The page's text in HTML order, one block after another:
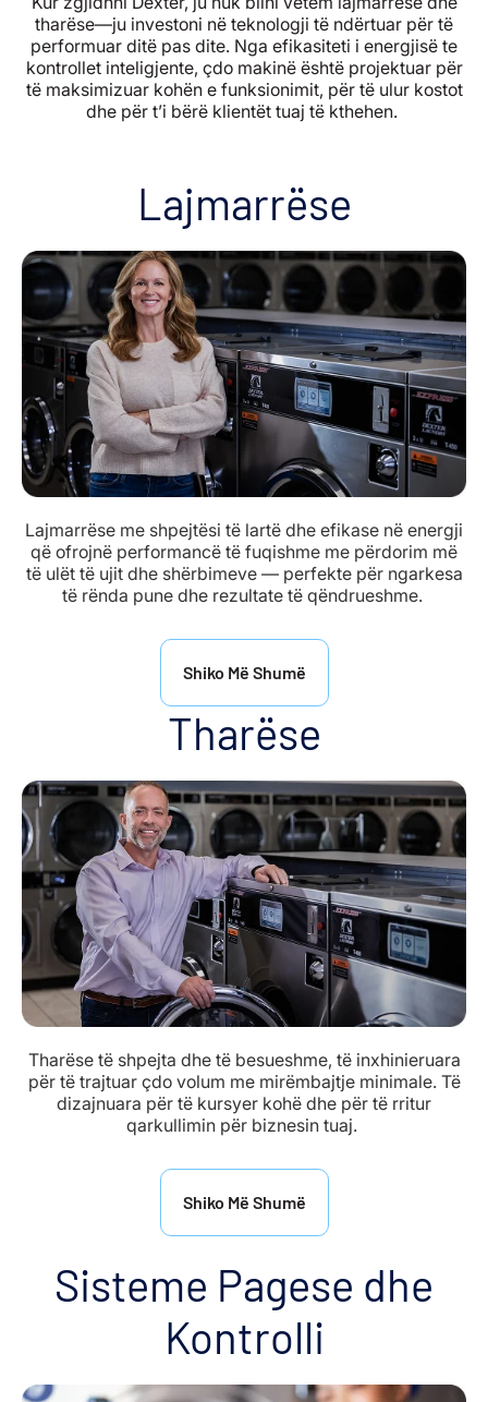
tharëse—ju investoni në teknologji të ndërtuar për të
performuar ditë pas dite. Nga efikasiteti i energjisë te
kontrollet inteligjente, çdo makinë është projektuar për
të maksimizuar kohën e funksionimit, për të ulur kostot
dhe për t’i bërë klientët tuaj të kthehen.
Lajmarrëse
Lajmarrëse me shpejtësi të lartë dhe efikase në energji
që ofrojnë performancë të fuqishme me përdorim më
të ulët të ujit dhe shërbimeve — perfekte për ngarkesa
të rënda pune dhe rezultate të qëndrueshme.
Shiko Më Shumë
Tharëse
Tharëse të shpejta dhe të besueshme, të inxhinieruara
për të trajtuar çdo volum me mirëmbajtje minimale. Të
dizajnuara për të kursyer kohë dhe për të rritur
qarkullimin për biznesin tuaj.
Shiko Më Shumë
Sisteme Pagese dhe
Kontrolli